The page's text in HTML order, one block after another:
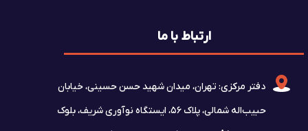
ارتباط با ما
دفتر مرکزی: تهران، میدان شهید حسن حسینی، خیابان
حبیب‌اله شمالی، پلاک ۵۶، ایستگاه نوآوری شریف، بلوک